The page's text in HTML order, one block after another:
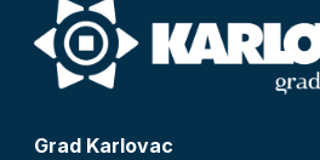
Grad Karlovac